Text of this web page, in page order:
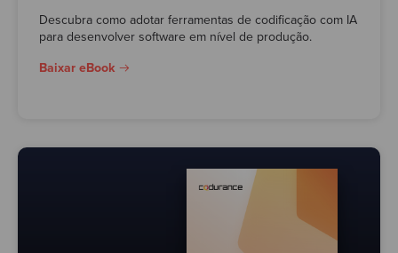
Descubra como adotar ferramentas de codificação com IA
para desenvolver software em nível de produção.
Baixar eBook